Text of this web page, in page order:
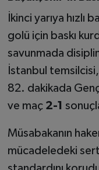
İkinci yarıya hızlı
golü için baskı
savunmada
İstanbul
82. dakikada
ve maç 2-1
Müsabakanın
mücadeledeki